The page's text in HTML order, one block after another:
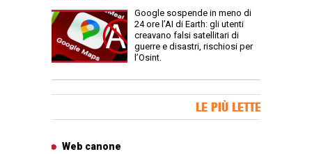
Google sospende in meno di
24 ore l’AI di Earth: gli utenti
creavano falsi satellitari di
guerre e disastri, rischiosi per
l’Osint.
LE PIÙ LETTE
Web canone